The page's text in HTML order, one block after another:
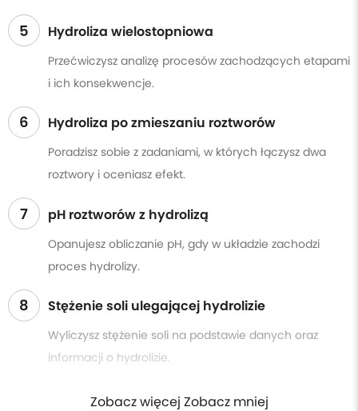
5 Hydroliza wielostopniowa
Przećwiczysz analizę procesów zachodzących etapami
i ich konsekwencje.
6 Hydroliza po zmieszaniu roztworów
Poradzisz sobie z zadaniami, w których łączysz dwa
roztwory i oceniasz efekt.
7 pH roztworów z hydrolizą
Opanujesz obliczanie pH, gdy w układzie zachodzi
proces hydrolizy.
8 Stężenie soli ulegającej hydrolizie
Wyliczysz stężenie soli na podstawie danych oraz
informacji o hydrolizie.
Zobacz więcej Zobacz mniej